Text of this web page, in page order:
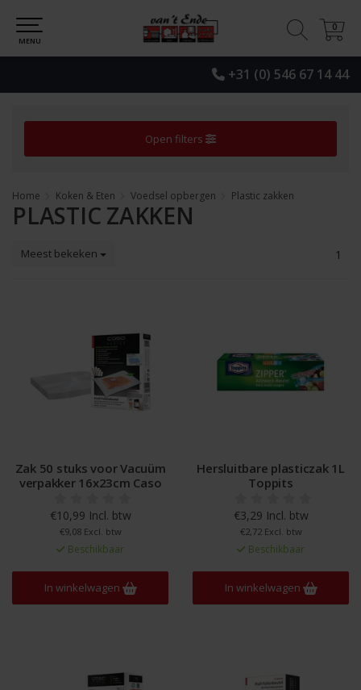
+31 (0) 546 67 14 44
0
0
MENU
Open filters
Home Koken & Eten Voedsel opbergen Plastic zakken
PLASTIC ZAKKEN
Meest bekeken 1
Zak 50 stuks voor Vacuüm
verpakker 16x23cm Caso
€10,99 Incl. btw
€9,08 Excl. btw
Beschikbaar
In winkelwagen
Hersluitbare plasticzak 1L
Toppits
€3,29 Incl. btw
€2,72 Excl. btw
Beschikbaar
In winkelwagen